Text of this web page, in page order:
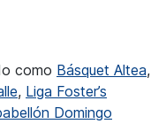
como Básquet Altea,
, Liga Foster’s
Domingo